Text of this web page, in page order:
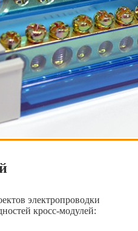
электропроводки
кросс-модулей: